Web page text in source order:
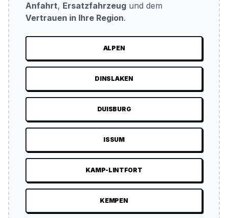
Anfahrt, Ersatzfahrzeug und dem
Vertrauen in Ihre Region.
ALPEN
DINSLAKEN
DUISBURG
ISSUM
KAMP-LINTFORT
KEMPEN